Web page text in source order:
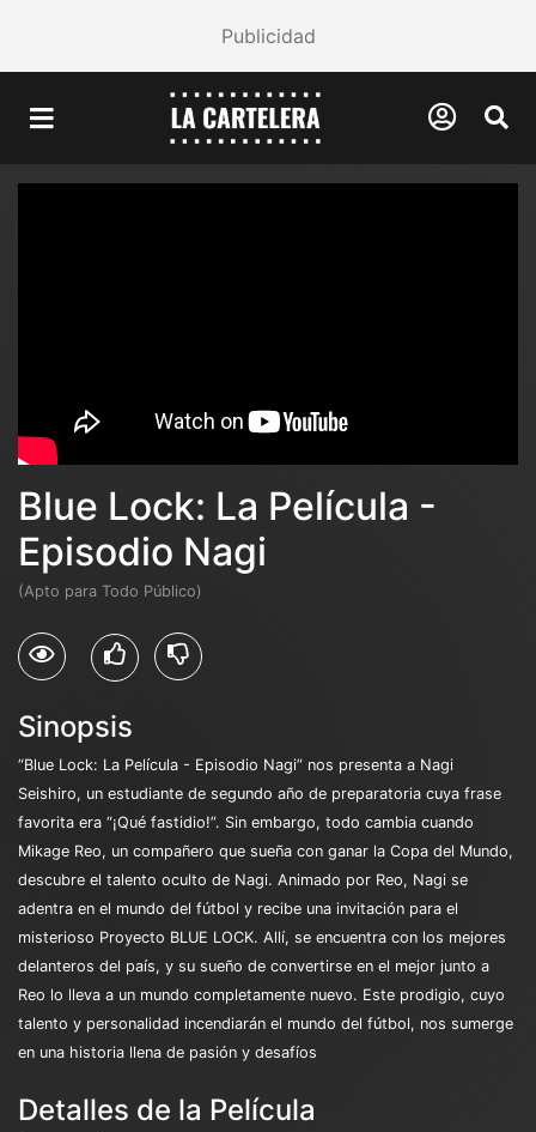
Publicidad
Blue Lock: La Película -
Episodio Nagi
(Apto para Todo Público)
Sinopsis
“Blue Lock: La Película - Episodio Nagi” nos presenta a Nagi
Seishiro, un estudiante de segundo año de preparatoria cuya frase
favorita era “¡Qué fastidio!”. Sin embargo, todo cambia cuando
Mikage Reo, un compañero que sueña con ganar la Copa del Mundo,
descubre el talento oculto de Nagi. Animado por Reo, Nagi se
adentra en el mundo del fútbol y recibe una invitación para el
misterioso Proyecto BLUE LOCK. Allí, se encuentra con los mejores
delanteros del país, y su sueño de convertirse en el mejor junto a
Reo lo lleva a un mundo completamente nuevo. Este prodigio, cuyo
talento y personalidad incendiarán el mundo del fútbol, nos sumerge
en una historia llena de pasión y desafíos
Detalles de la Película